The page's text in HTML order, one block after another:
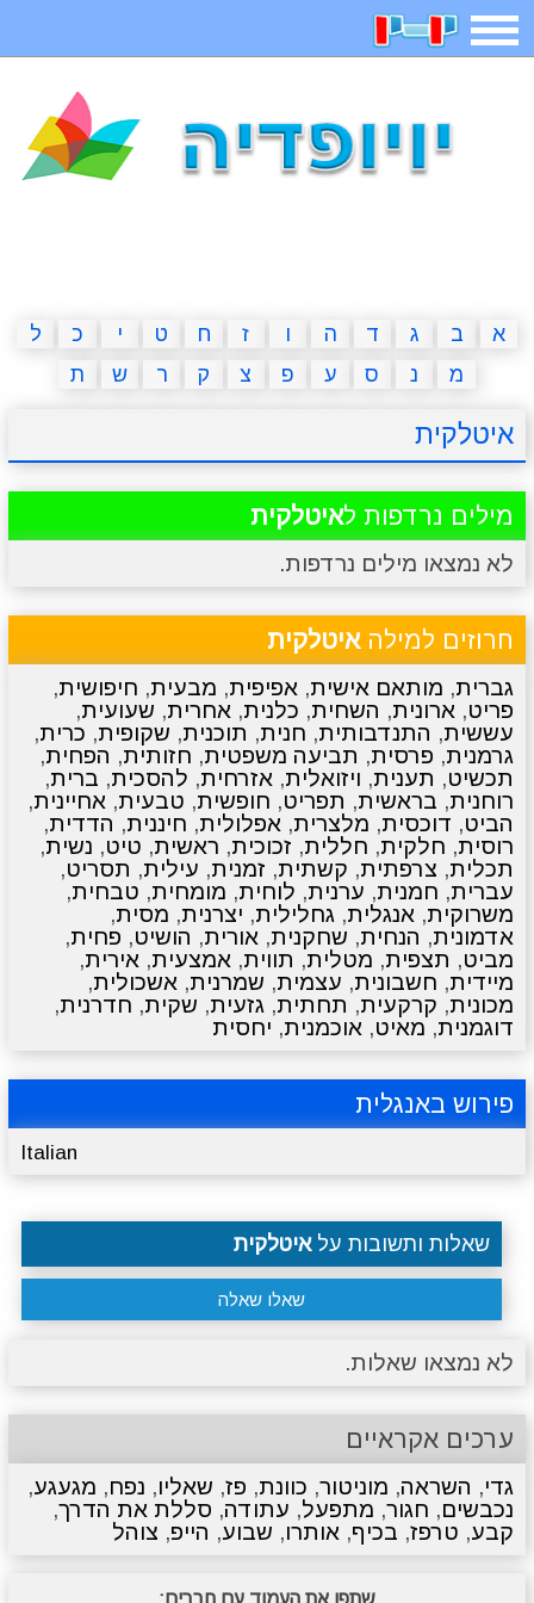
תפריט
איש תלוי מדריכים פוקימון גו מצא הבדלים
יצירה משחקי בנות אשליות חדשות
א ב ג ד ה ו ז ח ט י כ
ל
מ
נ ס ע פ צ ק ר ש ת
איטלקית
מילים נרדפות לאיטלקית
לא נמצאו מילים נרדפות.
חרוזים למילהאיטלקית
גברית, מותאם אישית, אפיפית, מבעית, חיפושית,
פריט, ארונית, השחית, כלנית, אחרית, שעועית,
עששית, התנדבותית, חנית, תוכנית, שקופית, כרית,
גרמנית, פרסית, תביעה משפטית, חזותית, הפחית,
תכשיט, תענית, ויזואלית, אזרחית, להסכית, ברית,
רוחנית, בראשית, תפריט, חופשית, טבעית, אחיינית,
הביט, דוכסית, מלצרית, אפלולית, חיננית, הדדית,
רוסית, חלקית, חללית, זכוכית, ראשית, טיט, נשית,
תכלית, צרפתית, קשתית, זמנית, עילית, תסריט,
עברית, חמנית, ערנית, לוחית, מומחית, טבחית,
משרוקית, אנגלית, גחלילית, יצרנית, מסית,
אדמונית, הנחית, שחקנית, אורית, הושיט, פחית,
מביט, תצפית, מטלית, תווית, אמצעית, אירית,
מיידית, חשבונית, עצמית, שמרנית, אשכולית,
מכונית, קרקעית, תחתית, גזעית, שקית, חדרנית,
דוגמנית, מאיט, אוכמנית, יחסית
פירוש באנגלית
Italian
שאלות ותשובות עלאיטלקית
שאלו שאלה
לא נמצאו שאלות.
ערכים אקראיים
גדי, השראה, מוניטור, כוונת, פז, שאליו, נפח, מגעגע,
נכבשים, חגור, מתפעל, עתודה, סללת את הדרך,
קבע, טרפז, בכיף, אותרו, שבוע, הייפ, צוהל
שתפו את העמוד עם חברים: